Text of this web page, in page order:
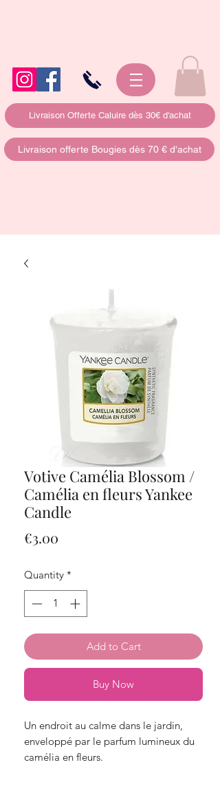
Livraison Offerte Caluire dès 30€ d'achat
Livraison offerte Bougies dès 70 € d'achat
Votive Camélia Blossom /
Camélia en fleurs Yankee
Candle
€3.00
Quantity *
Add to Cart
Buy Now
Un endroit au calme dans le jardin,
enveloppé par le parfum lumineux du
camélia en fleurs.